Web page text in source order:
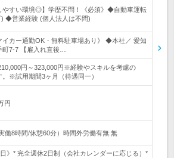
やすい環境◎】学歴不問！《必須》◆自動車運転
) ◆営業経験 (個人法人は不問)
イカー通勤OK・無料駐車場あり》 ◆本社／ 愛知
町7-7 【雇入れ直後…
円～323,000円※経験やスキルを考慮の
。※試用期間3ヶ月（待遇同一）
円
働8時間/休憩60分）時間外労働有無:無
日》* 完全週休2日制（会社カレンダーに応じる）*